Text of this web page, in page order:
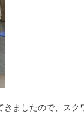
ましたので、スク